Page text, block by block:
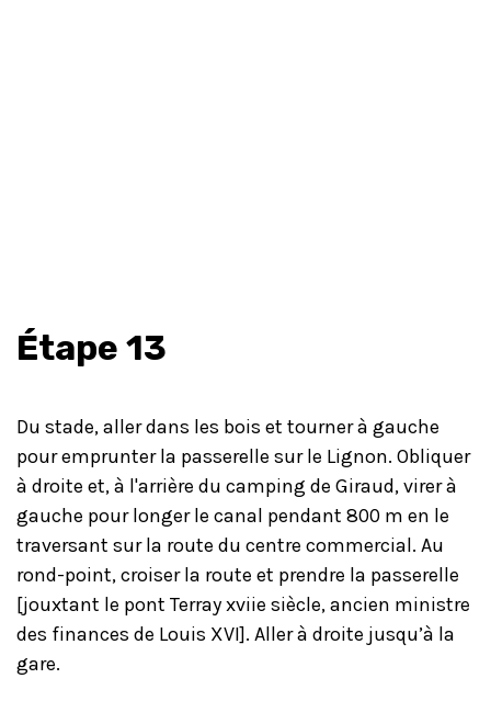
Étape 13
Du stade, aller dans les bois et tourner à gauche
pour emprunter la passerelle sur le Lignon. Obliquer
à droite et, à l'arrière du camping de Giraud, virer à
gauche pour longer le canal pendant 800 m en le
traversant sur la route du centre commercial. Au
rond-point, croiser la route et prendre la passerelle
[jouxtant le pont Terray xviie siècle, ancien ministre
des finances de Louis XVI]. Aller à droite jusqu’à la
gare.